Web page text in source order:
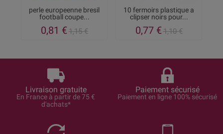
perle europeenne bresil
football coupe...
0,81 €1,15 €
10 fermoirs plastique a
clipser noirs pour...
0,77 €1,10 €
Livraison gratuite
En France à partir de 75 €
d'achats*
Paiement sécurisé
Paiement en ligne 100% sécurisé